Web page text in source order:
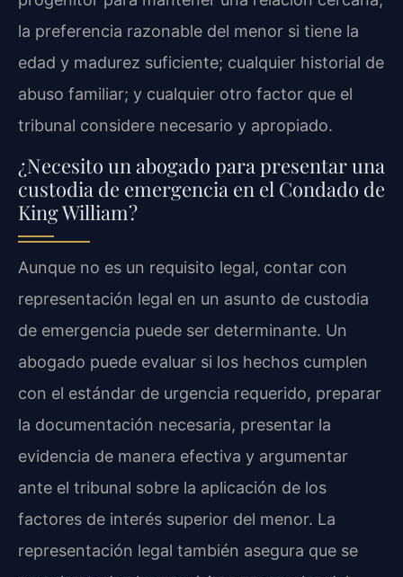
la preferencia razonable del menor si tiene la
edad y madurez suficiente; cualquier historial de
abuso familiar; y cualquier otro factor que el
tribunal considere necesario y apropiado.
¿Necesito un abogado para presentar una
custodia de emergencia en el Condado de
King William?
Aunque no es un requisito legal, contar con
representación legal en un asunto de custodia
de emergencia puede ser determinante. Un
abogado puede evaluar si los hechos cumplen
con el estándar de urgencia requerido, preparar
la documentación necesaria, presentar la
evidencia de manera efectiva y argumentar
ante el tribunal sobre la aplicación de los
factores de interés superior del menor. La
representación legal también asegura que se